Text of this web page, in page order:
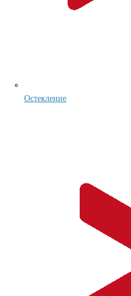
Остекление